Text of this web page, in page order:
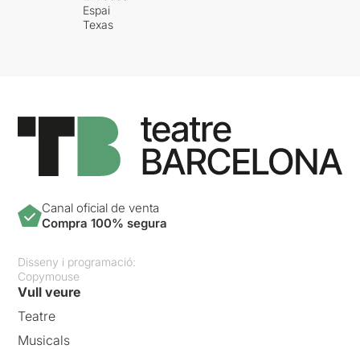
Espai
Texas
Canal oficial de venta
Compra 100% segura
Disseny i programació:
Copymouse
Vull veure
Teatre
Musicals